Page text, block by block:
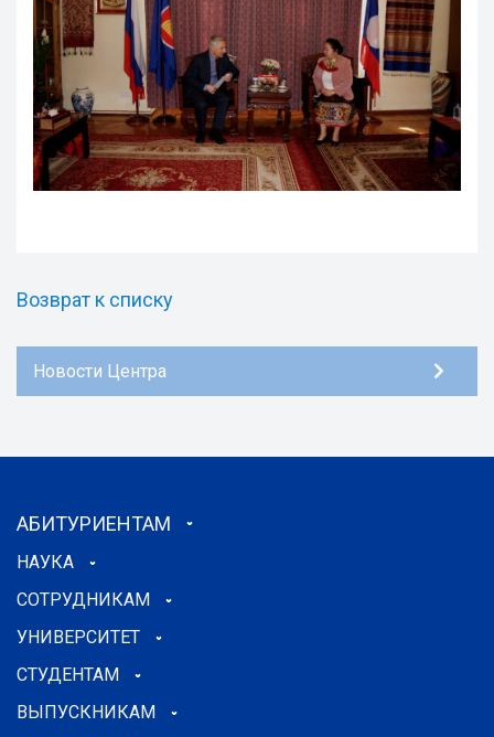
Возврат к списку
Новости Центра
АБИТУРИЕНТАМ
НАУКА
СОТРУДНИКАМ
УНИВЕРСИТЕТ
СТУДЕНТАМ
ВЫПУСКНИКАМ